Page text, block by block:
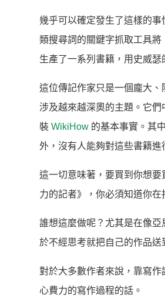
幾乎可以確定發生了這樣的
類搜尋詞的關鍵字抓取工具
生產了一系列書籍，用史威瑟
這位傳記作家只是一個龐大
涉及越來越深奧的主題。它
裝 WikiHow 的基本事實。其
外，沒有人能夠對這些書籍進
這一切意味著，要買到你想要
力的記者》，你必須知道你在
誰想這麼做呢？尤其是在像
於不經思考就把自己的作品送
對於大多數作者來說，靠寫
心費力的寫作過程的話。